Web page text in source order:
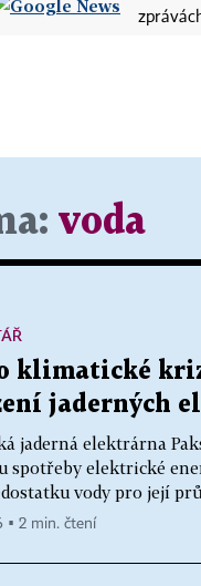
voda
klimatické
jaderných
jaderná elektrárna
spotřeby elektrické
vody pro její
▪ 2 min. čtení